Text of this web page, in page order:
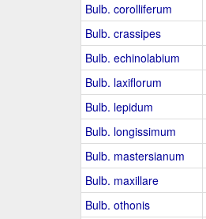
Bulb. corolliferum
Bulb. crassipes
Bulb. echinolabium
Bulb. laxiflorum
Bulb. lepidum
Bulb. longissimum
Bulb. mastersianum
Bulb. maxillare
Bulb. othonis